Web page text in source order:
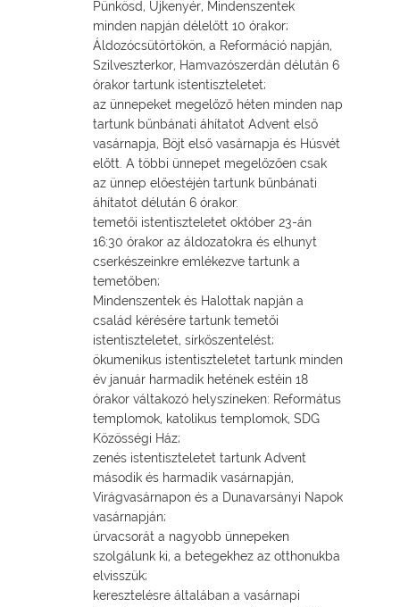
Pünkösd, Újkenyér, Mindenszentek
minden napján délelőtt 10 órakor;
Áldozócsütörtökön, a Reformáció napján,
Szilveszterkor, Hamvazószerdán délután 6
órakor tartunk istentiszteletet;
az ünnepeket megelőző héten minden nap
tartunk bűnbánati áhítatot Advent első
vasárnapja, Böjt első vasárnapja és Húsvét
előtt. A többi ünnepet megelőzően csak
az ünnep előestéjén tartunk bűnbánati
áhítatot délután 6 órakor.
temetői istentiszteletet október 23-án
16:30 órakor az áldozatokra és elhunyt
cserkészeinkre emlékezve tartunk a
temetőben;
Mindenszentek és Halottak napján a
család kérésére tartunk temetői
istentiszteletet, sírkőszentelést;
ökumenikus istentiszteletet tartunk minden
év január harmadik hetének estéin 18
órakor váltakozó helyszíneken: Református
templomok, katolikus templomok, SDG
Közösségi Ház;
zenés istentiszteletet tartunk Advent
második és harmadik vasárnapján,
Virágvasárnapon és a Dunavarsányi Napok
vasárnapján;
úrvacsorát a nagyobb ünnepeken
szolgálunk ki, a betegekhez az otthonukba
elvisszük;
keresztelésre általában a vasárnapi